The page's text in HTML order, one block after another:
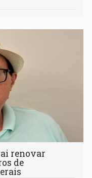
renovar
de